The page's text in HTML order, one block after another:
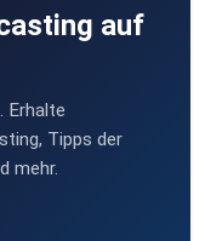
auf
Erhalte
Tipps der
mehr.